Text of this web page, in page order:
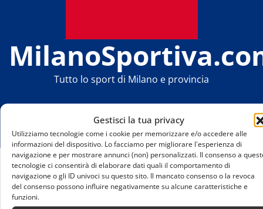
Gestisci la tua privacy
Utilizziamo tecnologie come i cookie per memorizzare e/o accedere alle
informazioni del dispositivo. Lo facciamo per migliorare l'esperienza di
navigazione e per mostrare annunci (non) personalizzati. Il consenso a
tecnologie ci consentirà di elaborare dati quali il comportamento di
navigazione o gli ID univoci su questo sito. Il mancato consenso o la revoca
del consenso possono influire negativamente su alcune caratteristiche e
funzioni.
Tutto lo sport di Milano e provincia
Home
Gara 2: HC Milano affronta Vicenza in una finale
decisiva